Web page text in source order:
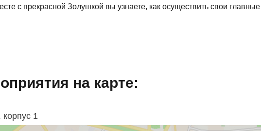
с прекрасной Золушкой вы узнаете, как осуществить свои
на карте:
1